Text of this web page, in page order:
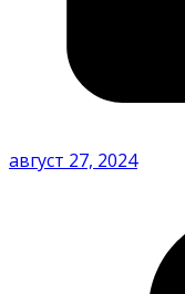
август 27, 2024